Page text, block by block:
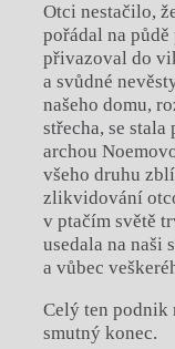
Otci nestačilo,
pořádal na
přivazoval do
a svůdné
našeho domu,
střecha, se
archou
všeho druhu
zlikvidování
v ptačím světě
usedala na naši
a vůbec
Celý ten podnik
smutný konec.